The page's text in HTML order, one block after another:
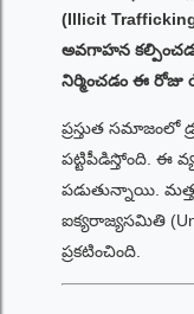
(Illicit
అవగాహన
నిర్మించడం ఈ రోజు
ప్రస్తుత సమాజంలో
పట్టిపీడిస్తోంది. ఈ
పడుతున్నాయి.
ఐక్యరాజ్యసమితి
ప్రకటించింది.